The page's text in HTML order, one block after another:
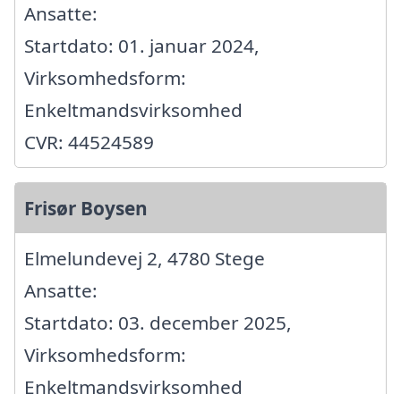
Ansatte:
Startdato: 01. januar 2024,
Virksomhedsform:
Enkeltmandsvirksomhed
CVR: 44524589
Frisør Boysen
Elmelundevej 2, 4780 Stege
Ansatte:
Startdato: 03. december 2025,
Virksomhedsform:
Enkeltmandsvirksomhed